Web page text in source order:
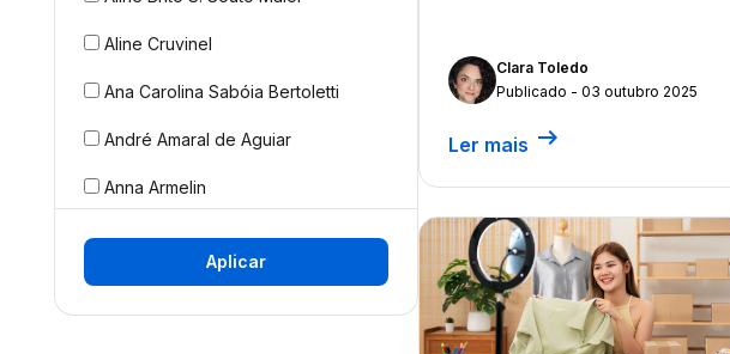
Aline Cruvinel
Ana Carolina Sabóia Bertoletti
André Amaral de Aguiar
Anna Armelin
Anne Caroline L. de Holanda
Axel Belarmino
Aplicar
Clara Toledo
Publicado - 03 outubro 2025
Ler mais arrow_right_alt